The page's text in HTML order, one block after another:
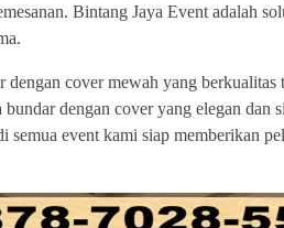
Bintang Jaya Event adalah
cover mewah yang berkualitas
bundar dengan cover yang elegan dan
event kami siap memberikan